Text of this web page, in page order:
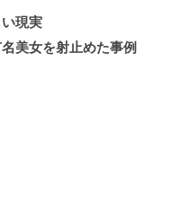
現実
美女を射止めた事例